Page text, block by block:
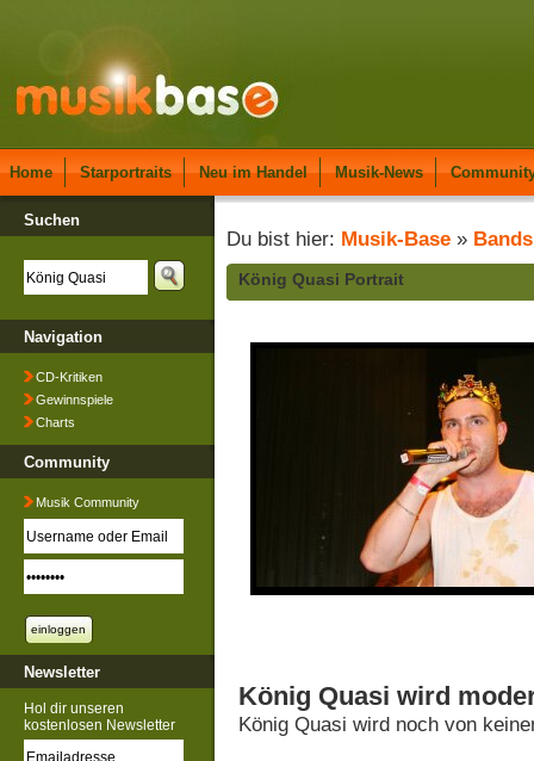
Home Starportraits Neu im Handel Musik-News
Suchen
Navigation
CD-Kritiken
Gewinnspiele
Charts
Community
Musik Community
Newsletter
Hol dir unseren
kostenlosen Newsletter
Du bist hier: Musik-Base » Bands
König Quasi Portrait
König Quasi wird
König Quasi wird noch von